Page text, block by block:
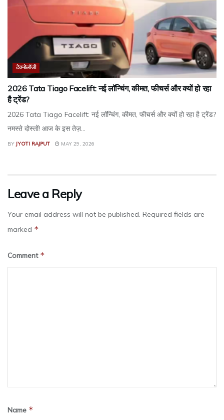
टेक्नोलॉजी
2026 Tata Tiago Facelift: नई लॉन्चिंग, कीमत, फीचर्स और क्यों हो रहा
है ट्रेंड?
2026 Tata Tiago Facelift: नई लॉन्चिंग, कीमत, फीचर्स और क्यों हो रहा है ट्रेंड?
नमस्ते दोस्तों! आज के इस तेज़...
BY JYOTI RAJPUT MAY 29, 2026
Leave a Reply
Your email address will not be published. Required fields are
marked *
Comment *
Name *